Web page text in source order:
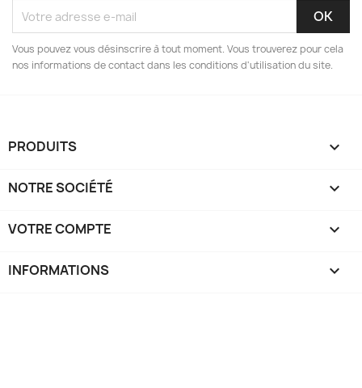
Vous pouvez vous désinscrire à tout moment. Vous trouverez pour cela
nos informations de contact dans les conditions d'utilisation du site.
PRODUITS 
NOTRE SOCIÉTÉ 
VOTRE COMPTE 
INFORMATIONS keyboard_arrow_down